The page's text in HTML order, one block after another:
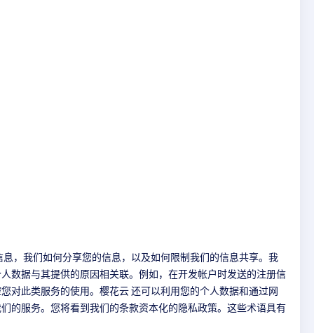
，我们如何分享您的信息，以及如何限制我们的信息共享。我
数据与其提供的原因相关联。例如，在开发帐户时发送的注册信
对此类服务的使用。樱花云 还可以利用您的个人数据和通过网
的服务。您将看到我们的条款资本化的隐私政策。这些术语具有